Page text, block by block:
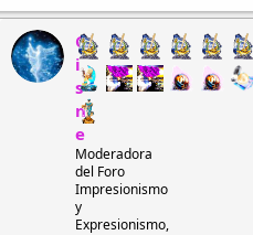
C
i
s
n
e
Moderadora
del Foro
Impresionismo
y
Expresionismo,